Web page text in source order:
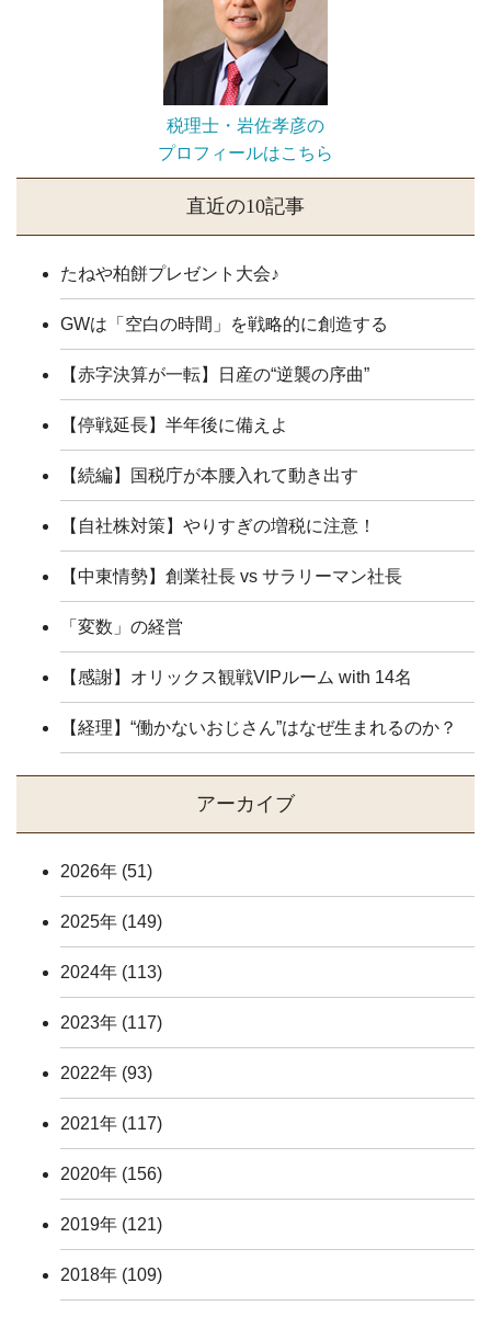
税理士・岩佐孝彦の
プロフィールはこちら
直近の10記事
たねや柏餅プレゼント大会♪
GWは「空白の時間」を戦略的に創造する
【赤字決算が一転】日産の“逆襲の序曲”
【停戦延長】半年後に備えよ
【続編】国税庁が本腰入れて動き出す
【自社株対策】やりすぎの増税に注意！
【中東情勢】創業社長 vs サラリーマン社長
「変数」の経営
【感謝】オリックス観戦VIPルーム with 14名
【経理】“働かないおじさん”はなぜ生まれるのか？
アーカイブ
2026年 (51)
2025年 (149)
2024年 (113)
2023年 (117)
2022年 (93)
2021年 (117)
2020年 (156)
2019年 (121)
2018年 (109)